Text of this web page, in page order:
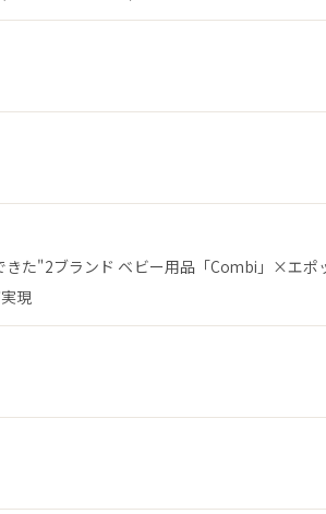
きた"2ブランド ベビー用品「Combi」×エポ
現